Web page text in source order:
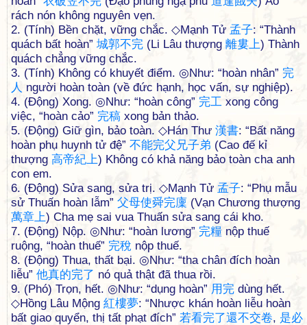
rách nón không nguyên vẹn.
2. (Tính) Bền chặt, vững chắc. ◇Mạnh Tử 孟子: “Thành
quách bất hoàn” 城郭不完 (Li Lâu thượng 離婁上) Thành
quách chẳng vững chắc.
3. (Tính) Không có khuyết điểm. ◎Như: “hoàn nhân” 完
人 người hoàn toàn (về đức hạnh, học vấn, sự nghiệp).
4. (Động) Xong. ◎Như: “hoàn công” 完工 xong công
việc, “hoàn cảo” 完稿 xong bản thảo.
5. (Động) Giữ gìn, bảo toàn. ◇Hán Thư 漢書: “Bất năng
hoàn phụ huynh tử đệ” 不能完父 兄子弟 (Cao đế kỉ
thượng 高帝紀上) Không có khả năng bảo toàn cha anh
con em.
6. (Động) Sửa sang, sửa trị. ◇Mạnh Tử 孟子: “Phụ mẫu
sử Thuấn hoàn lẫm” 父母使舜完廩 (Vạn Chương thượng
萬章上) Cha mẹ sai vua Thuấn sửa sang cái kho.
7. (Động) Nộp. ◎Như: “hoàn lương” 完糧 nộp thuế
ruộng, “hoàn thuế” 完稅 nộp thuế.
8. (Động) Thua, thất bại. ◎Như: “tha chân đích hoàn
liễu” 他真的完了 nó quả thật đã thua rồi.
9. (Phó) Trọn, hết. ◎Như: “dụng hoàn” 用 完 dùng hết.
◇Hồng Lâu Mộng 紅樓夢: “Nhược khán hoàn liễu hoàn
bất giao quyển, thị tất phạt đích” 若看完了還不交卷, 是必